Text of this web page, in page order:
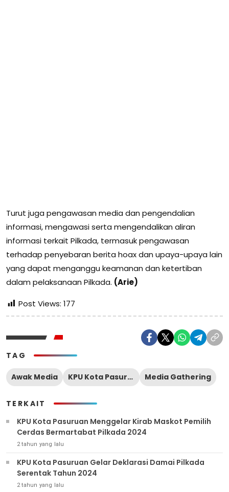
Turut juga pengawasan media dan pengendalian
informasi, mengawasi serta mengendalikan aliran
informasi terkait Pilkada, termasuk pengawasan
terhadap penyebaran berita hoax dan upaya-upaya lain
yang dapat menganggu keamanan dan ketertiban
dalam pelaksanaan Pilkada. (Arie)
Post Views: 177
TAG
Awak Media KPU Kota Pasuruan Media Gathering
TERKAIT
KPU Kota Pasuruan Menggelar Kirab Maskot Pemilih
Cerdas Bermartabat Pilkada 2024
2 tahun yang lalu
KPU Kota Pasuruan Gelar Deklarasi Damai Pilkada
Serentak Tahun 2024
2 tahun yang lalu